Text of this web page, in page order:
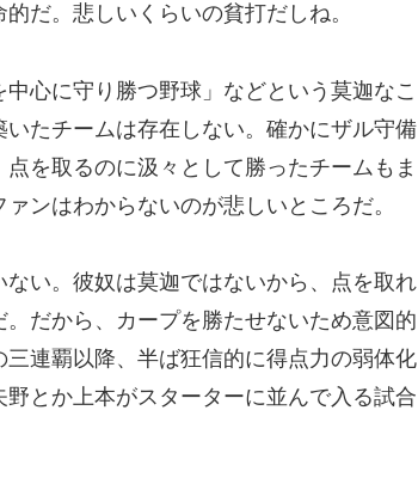
だ。悲しいくらいの貧打だしね。
心に守り勝つ野球」などという莫迦なこ
たチームは存在しない。確かにザル守備
を取るのに汲々として勝ったチームもま
ンはわからないのが悲しいところだ。
い。彼奴は莫迦ではないから、点を取れ
だから、カープを勝たせないため意図的
連覇以降、半ば狂信的に得点力の弱体化
とか上本がスターターに並んで入る試合